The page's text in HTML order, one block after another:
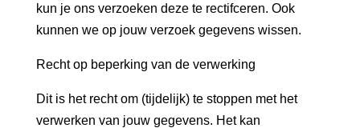
kun je ons verzoeken deze te rectifceren. Ook
kunnen we op jouw verzoek gegevens wissen.
Recht op beperking van de verwerking
Dit is het recht om (tijdelijk) te stoppen met het
verwerken van jouw gegevens. Het kan